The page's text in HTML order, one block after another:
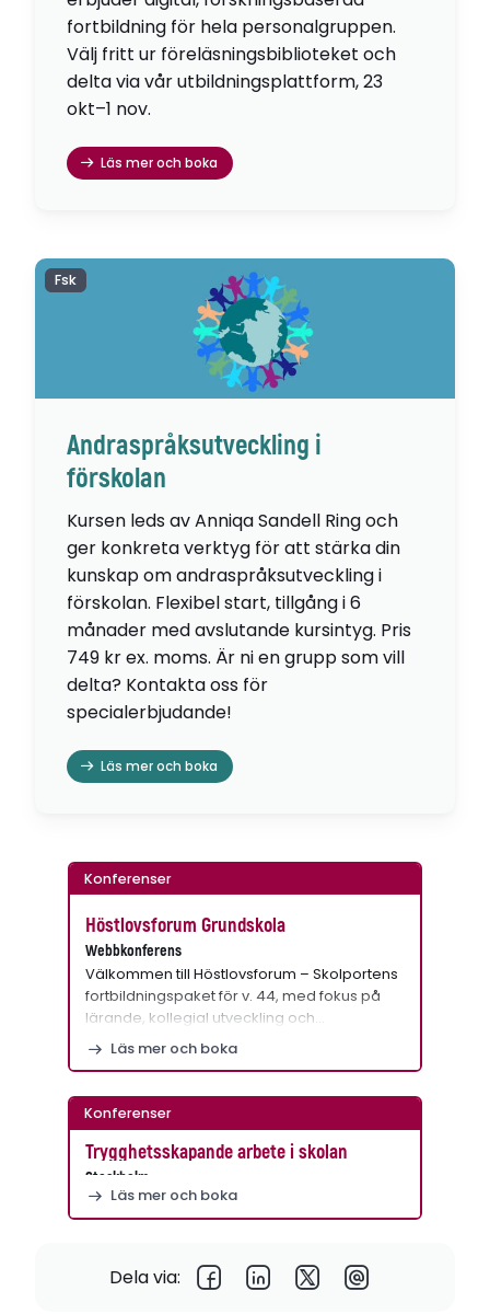
fortbildning för hela personalgruppen.
Välj fritt ur föreläsningsbiblioteket och
delta via vår utbildningsplattform, 23
okt–1 nov.
Läs mer och boka
Andraspråksutveckling i
förskolan
Kursen leds av Anniqa Sandell Ring och
ger konkreta verktyg för att stärka din
kunskap om andraspråksutveckling i
förskolan. Flexibel start, tillgång i 6
månader med avslutande kursintyg. Pris
749 kr ex. moms. Är ni en grupp som vill
delta? Kontakta oss för
specialerbjudande!
Läs mer och boka
Fsk
Konferenser
Höstlovsforum Grundskola
Webbkonferens
Välkommen till Höstlovsforum – Skolportens
fortbildningspaket för v. 44, med fokus på
lärande, kollegial utveckling och…
Läs mer och boka
Konferenser
Trygghetsskapande arbete i skolan
Stockholm
Läs mer och boka
Dela via: